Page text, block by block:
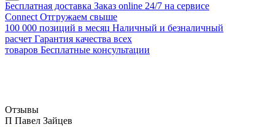
Бесплатная доставка Заказ online 24/7 на сервисе
Connect Отгружаем свыше
100 000 позиций в месяц Наличный и безналичный
расчет Гарантия качества всех
товаров Бесплатные консультации
Отзывы
П Павел Зайцев